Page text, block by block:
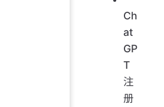
Ch
at
GP
T
注
册